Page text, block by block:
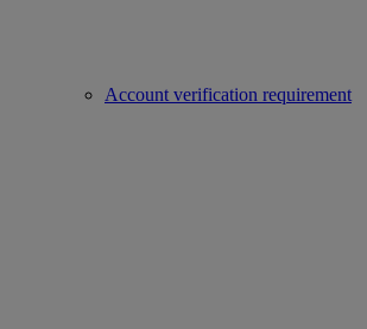
Account verification requirement